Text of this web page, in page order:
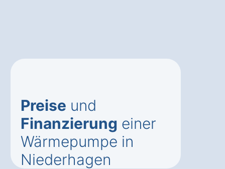
Preise und
Finanzierung einer
Wärmepumpe in
Niederhagen